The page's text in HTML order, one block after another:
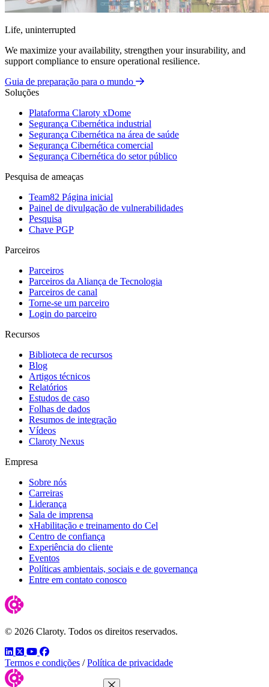
Life, uninterrupted
We maximize your availability, strengthen your insurability, and
support compliance to ensure operational resilience.
Guia de preparação para o mundo
Soluções
Plataforma Claroty xDome
Segurança Cibernética industrial
Segurança Cibernética na área de saúde
Segurança Cibernética comercial
Segurança Cibernética do setor público
Pesquisa de ameaças
Team82 Página inicial
Painel de divulgação de vulnerabilidades
Pesquisa
Chave PGP
Parceiros
Parceiros
Parceiros da Aliança de Tecnologia
Parceiros de canal
Torne-se um parceiro
Login do parceiro
Recursos
Biblioteca de recursos
Blog
Artigos técnicos
Relatórios
Estudos de caso
Folhas de dados
Resumos de integração
Vídeos
Claroty Nexus
Empresa
Sobre nós
Carreiras
Liderança
Sala de imprensa
xHabilitação e treinamento do Cel
Centro de confiança
Experiência do cliente
Eventos
Políticas ambientais, sociais e de governança
Entre em contato conosco
© 2026 Claroty. Todos os direitos reservados.
LinkedIn
TwitterYouTube
Facebook
Termos e condições / Política de privacidade